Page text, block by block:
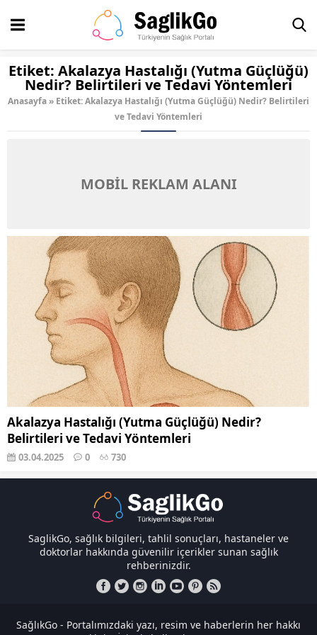
Etiket: Akalazya Hastalığı (Yutma Güçlüğü)
Nedir? Belirtileri ve Tedavi Yöntemleri
Anasayfa» Etiket: Akalazya Hastalığı (Yutma Güçlüğü) Nedir? Belirtileri
ve Tedavi Yöntemleri
MOBİL REKLAM ALANI
Akalazya Hastalığı (Yutma Güçlüğü) Nedir?
Belirtileri ve Tedavi Yöntemleri
03.04.2025 0 730
SaglikGo, sağlık bilgileri, tahlil sonuçları, hastaneler ve
doktorlar hakkında güvenilir içerikler sunan sağlık
rehberinizdir.
SağlıkGo - Portalımızdaki yazı, resim ve haberlerin her hakkı